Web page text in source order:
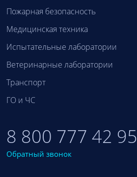
Пожарная безопасность
Медицинская техника
Испытательные лаборатории
Ветеринарные лаборатории
Транспорт
ГО и ЧС
8 800 777 42 95
Обратный звонок